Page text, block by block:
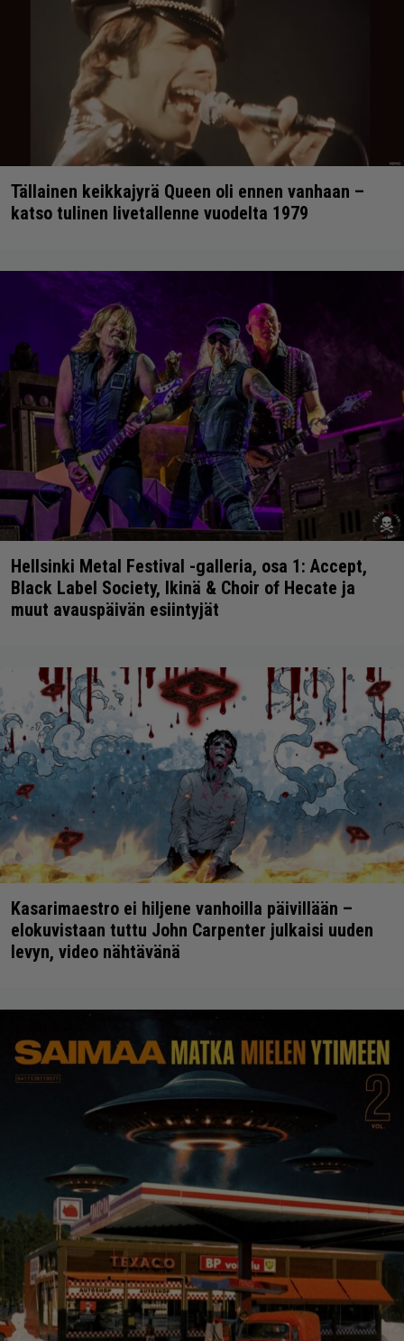
Tällainen keikkajyrä Queen oli ennen vanhaan –
katso tulinen livetallenne vuodelta 1979
Hellsinki Metal Festival -galleria, osa 1: Accept,
Black Label Society, Ikinä & Choir of Hecate ja
muut avauspäivän esiintyjät
Kasarimaestro ei hiljene vanhoilla päivillään –
elokuvistaan tuttu John Carpenter julkaisi uuden
levyn, video nähtävänä